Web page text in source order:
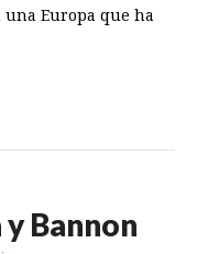
Europa que ha
y Bannon